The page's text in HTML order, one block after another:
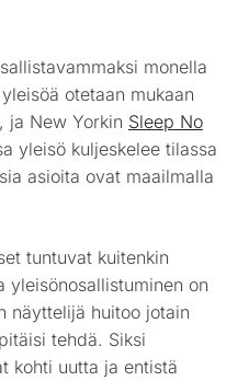
monella
otetaan mukaan
ja New Yorkin Sleep No
yleisö kuljeskelee tilassa
asioita ovat maailmalla
tuntuvat kuitenkin
on
näyttelijä huitoo jotain
tehdä. Siksi
kohti uutta ja entistä